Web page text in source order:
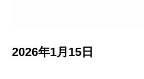
2026年1月15日